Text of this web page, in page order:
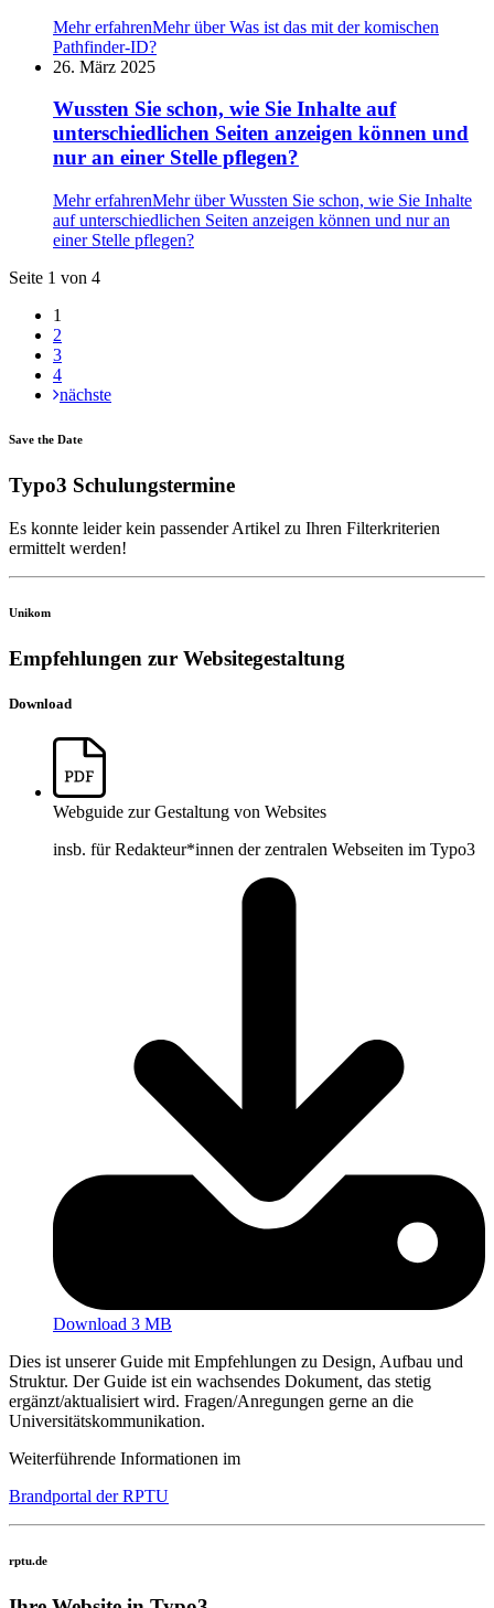
Mehr erfahrenMehr über Was ist das mit der komischen
Pathfinder-ID?
26. März 2025
Wussten Sie schon, wie Sie Inhalte auf
unterschiedlichen Seiten anzeigen können und
nur an einer Stelle pflegen?
Mehr erfahrenMehr über Wussten Sie schon, wie Sie Inhalte
auf unterschiedlichen Seiten anzeigen können und nur an
einer Stelle pflegen?
Seite 1 von 4
1
2
3
4
nächste
Save the Date
Typo3 Schulungstermine
Es konnte leider kein passender Artikel zu Ihren Filterkriterien
ermittelt werden!
Unikom
Empfehlungen zur Websitegestaltung
Download
Webguide zur Gestaltung von Websites
insb. für Redakteur*innen der zentralen Webseiten im Typo3
Download 3 MB
Dies ist unserer Guide mit Empfehlungen zu Design, Aufbau und
Struktur. Der Guide ist ein wachsendes Dokument, das stetig
ergänzt/aktualisiert wird. Fragen/Anregungen gerne an die
Universitätskommunikation.
Weiterführende Informationen im
Brandportal der RPTU
rptu.de